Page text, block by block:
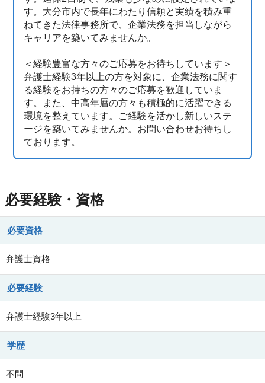
す。大分市内で長年にわたり信頼と実績を積み重
ねてきた法律事務所で、企業法務を担当しながら
キャリアを築いてみませんか。
＜経験豊富な方々のご応募をお待ちしています＞
弁護士経験3年以上の方を対象に、企業法務に関す
る経験をお持ちの方々のご応募を歓迎していま
す。また、中高年層の方々も積極的に活躍できる
環境を整えています。ご経験を活かし新しいステ
ージを築いてみませんか。お問い合わせお待ちし
ております。
必要経験・資格
必要資格
弁護士資格
必要経験
弁護士経験3年以上
学歴
不問